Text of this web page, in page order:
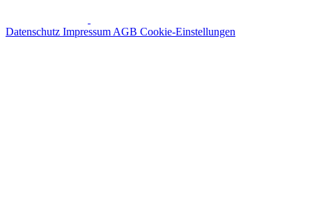
Datenschutz Impressum AGB Cookie-Einstellungen